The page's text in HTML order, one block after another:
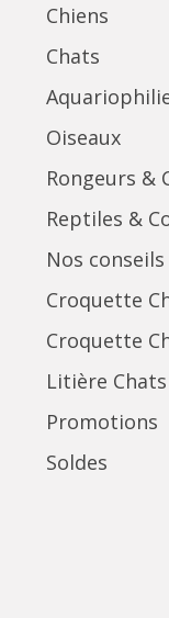
Chiens
Chats
Oiseaux
Rongeurs &
Reptiles &
Nos conseils
Croquette
Croquette
Litière Chats
Promotions
Soldes